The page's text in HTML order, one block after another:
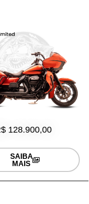
128.900,00
SAIBA
MAIS